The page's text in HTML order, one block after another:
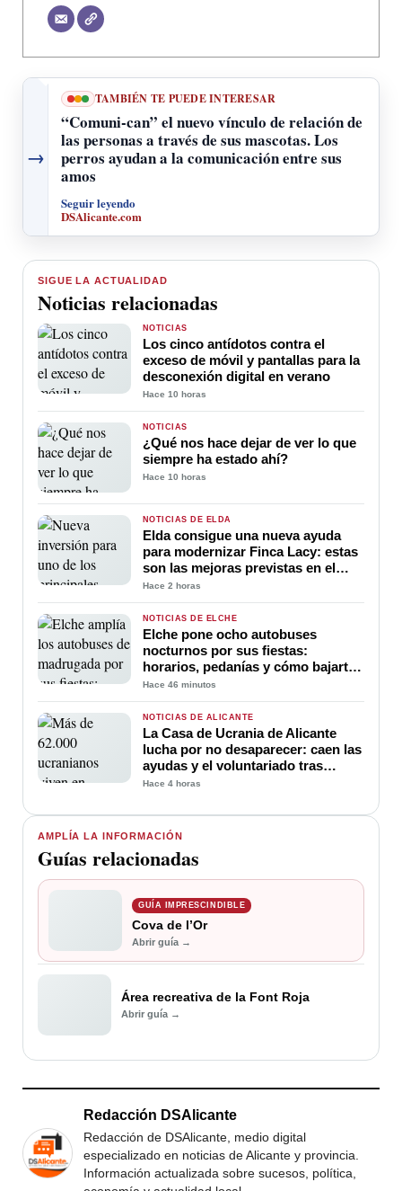
→
TAMBIÉN TE PUEDE INTERESAR
“Comuni-can” el nuevo vínculo de relación de
las personas a través de sus mascotas. Los
perros ayudan a la comunicación entre sus
amos
Seguir leyendo
DSAlicante.com
AMPLÍA LA INFORMACIÓN
Guías relacionadas
GUÍA IMPRESCINDIBLE
Cova de l’Or
Abrir guía →
Área recreativa de la Font Roja
Abrir guía →
SIGUE LA ACTUALIDAD
Noticias relacionadas
NOTICIAS
Los cinco antídotos contra el
exceso de móvil y pantallas para la
desconexión digital en verano
Hace 10 horas
NOTICIAS
¿Qué nos hace dejar de ver lo que
siempre ha estado ahí?
Hace 10 horas
NOTICIAS DE ELDA
Elda consigue una nueva ayuda
para modernizar Finca Lacy: estas
son las mejoras previstas en el
polígono
Hace 2 horas
NOTICIAS DE ELCHE
Elche pone ocho autobuses
nocturnos por sus fiestas:
horarios, pedanías y cómo bajarte
más cerca de casa
Hace 46 minutos
NOTICIAS DE ALICANTE
La Casa de Ucrania de Alicante
lucha por no desaparecer: caen las
ayudas y el voluntariado tras
cuatro años de guerra
Hace 4 horas
Redacción DSAlicante
Redacción de DSAlicante, medio digital
especializado en noticias de Alicante y provincia.
Información actualizada sobre sucesos, política,